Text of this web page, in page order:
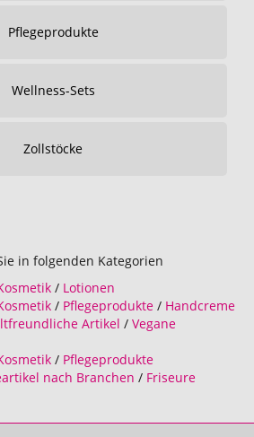
Pflegeprodukte
Wellness-Sets
Zollstöcke
in folgenden Kategorien
/ Lotionen
/ Pflegeprodukte / Handcreme
Artikel / Vegane
/ Pflegeprodukte
nach Branchen / Friseure